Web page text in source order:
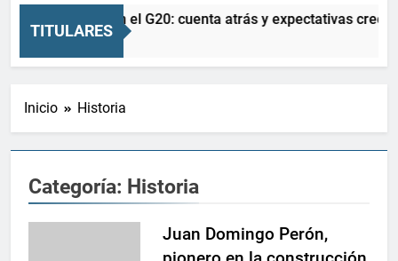
TITULARES
La Salud en el G20: cuenta atrás y expectativas
3 Meses Atrás
Inicio Historia
Categoría: Historia
Juan Domingo Perón,